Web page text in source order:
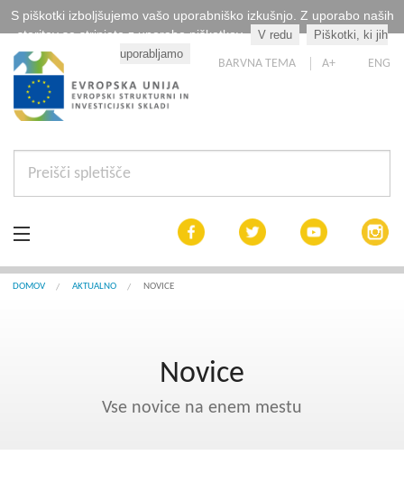
S piškotki izboljšujemo vašo uporabniško izkušnjo. Z uporabo naših
storitev se strinjate z uporabo piškotkov.
V redu
Piškotki, ki jih
uporabljamo
BARVNA TEMA A+ ENG
Aktualno
DOMOV AKTUALNO NOVICE
Novice
Vse novice na enem mestu